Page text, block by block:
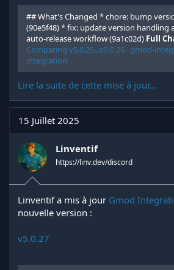
## What's Changed * chore: bump
(90e5f48) * fix: update version handling
auto-release workflow (9a1c02d) Full
Comparing v5.0.25...v5.0.26 · gmod-
integration
Lire la suite de cette mise à jour...
15 Juillet 2025
Linventif
https://linv.dev/discord
Linventif a mis à jour Gmod
nouvelle version :
v5.0.27